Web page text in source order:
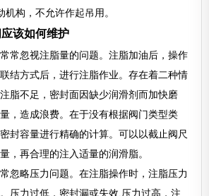
构，不允许作起吊用。
该如何维护
常忽视注脂量的问题。注脂加油后，操作
结方式后，进行注脂作业。存在着二种情
脂不足，密封面因缺少润滑剂而加快磨
，造成浪费。在于没有根据阀门类型类
封容量进行精确的计算。可以以截止阀尺
，再合理的注入适量的润滑脂。
忽略压力问题。在注脂操作时，注脂压力
压力过低，密封漏或失效,压力过高，注